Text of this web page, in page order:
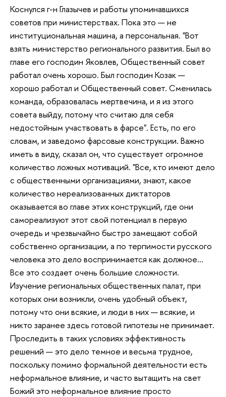
Коснулся г-н Глазычев и работы упоминавшихся
советов при министерствах. Пока это — не
институциональная машина, а персональная. "Вот
взять министерство регионального развития. Был во
главе его господин Яковлев, Общественный совет
работал очень хорошо. Был господин Козак —
хорошо работал и Общественный совет. Сменилась
команда, образовалась мертвечина, и я из этого
совета выйду, потому что считаю для себя
недостойным участвовать в фарсе". Есть, по его
словам, и заведомо фарсовые конструкции. Важно
иметь в виду, сказал он, что существует огромное
количество ложных мотиваций. "Все, кто имеют дело
с общественными организациями, знают, какое
количество нереализованных диктаторов
оказывается во главе этих конструкций, где они
самореализуют этот свой потенциал в первую
очередь и чрезвычайно быстро замещают собой
собственно организации, а по терпимости русского
человека это дело воспринимается как должное…
Все это создает очень большие сложности.
Изучение региональных общественных палат, при
которых они возникли, очень удобный объект,
потому что они всякие, и люди в них — всякие, и
никто заранее здесь готовой гипотезы не принимает.
Проследить в таких условиях эффективность
решений — это дело темное и весьма трудное,
поскольку помимо формальной деятельности есть
неформальное влияние, и часто вытащить на свет
Божий это неформальное влияние просто